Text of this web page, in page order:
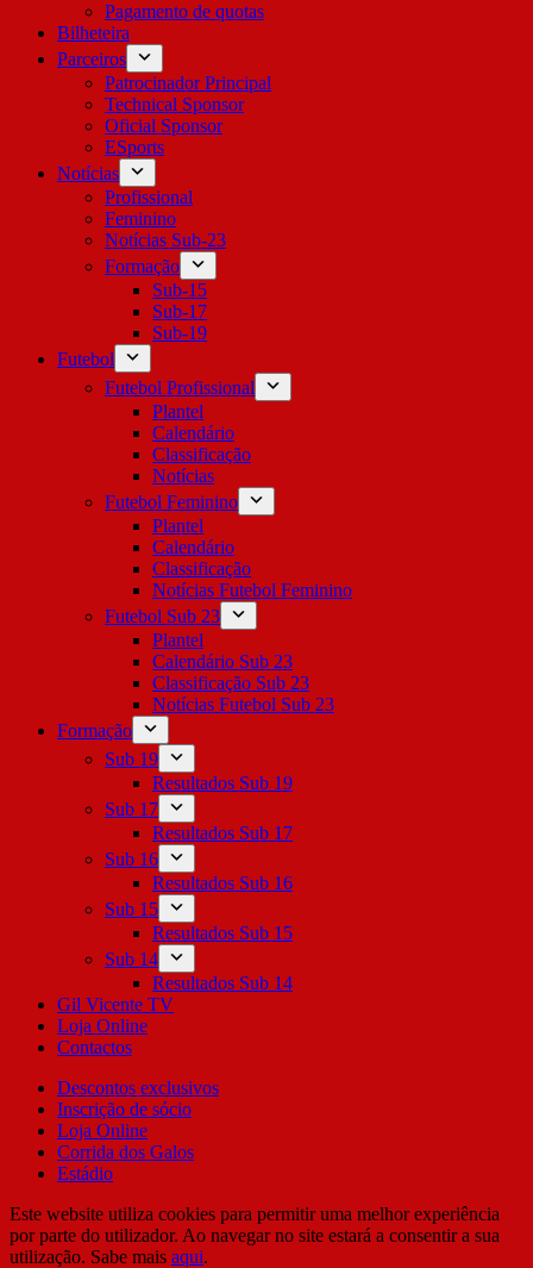
Pagamento de quotas
Bilheteira
Parceiros
Patrocinador Principal
Technical Sponsor
Oficial Sponsor
ESports
Notícias
Profissional
Feminino
Notícias Sub-23
Formação
Sub-15
Sub-17
Sub-19
Futebol
Futebol Profissional
Plantel
Calendário
Classificação
Notícias
Futebol Feminino
Plantel
Calendário
Classificação
Notícias Futebol Feminino
Futebol Sub 23
Plantel
Calendário Sub 23
Classificação Sub 23
Notícias Futebol Sub 23
Formação
Sub 19
Resultados Sub 19
Sub 17
Resultados Sub 17
Sub 16
Resultados Sub 16
Sub 15
Resultados Sub 15
Sub 14
Resultados Sub 14
Gil Vicente TV
Loja Online
Contactos
Descontos exclusivos
Inscrição de sócio
Loja Online
Corrida dos Galos
Estádio
Este website utiliza cookies para permitir uma melhor experiência
por parte do utilizador. Ao navegar no site estará a consentir a sua
utilização. Sabe mais aqui.